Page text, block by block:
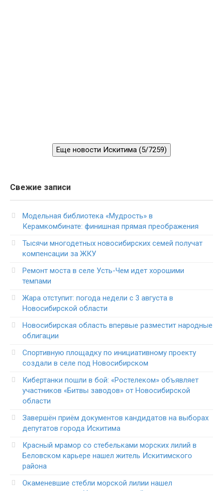
Еще новости Искитима (5/7259)
Свежие записи
Модельная библиотека «Мудрость» в
Керамкомбинате: финишная прямая преображения
Тысячи многодетных новосибирских семей получат
компенсации за ЖКУ
Ремонт моста в селе Усть-Чем идет хорошими
темпами
Жара отступит: погода недели с 3 августа в
Новосибирской области
Новосибирская область впервые разместит народные
облигации
Спортивную площадку по инициативному проекту
создали в селе под Новосибирском
Кибертанки пошли в бой: «Ростелеком» объявляет
участников «Битвы заводов» от Новосибирской
области
Завершён приём документов кандидатов на выборах
депутатов города Искитима
Красный мрамор со стебельками морских лилий в
Беловском карьере нашел житель Искитимского
района
Окаменевшие стебли морской лилии нашел